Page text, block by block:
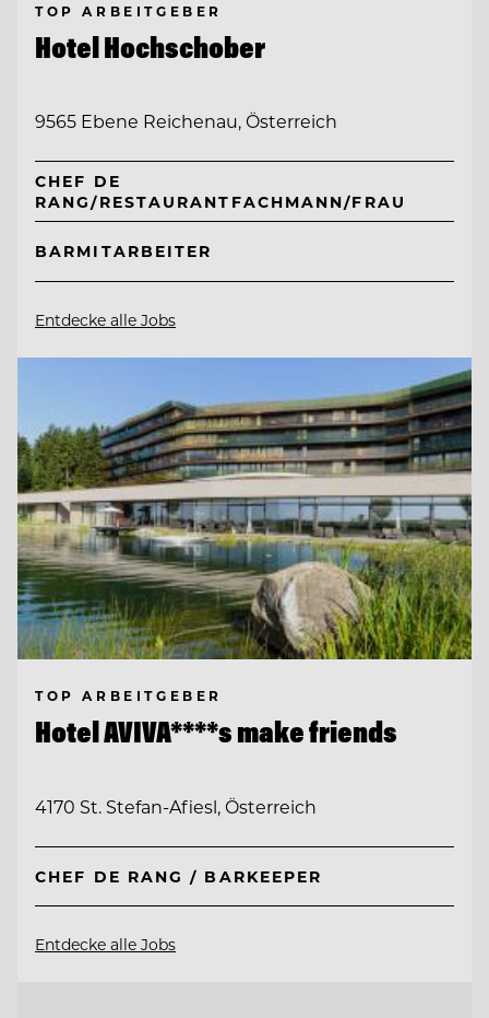
TOP ARBEITGEBER
Hotel Hochschober
9565 Ebene Reichenau, Österreich
CHEF DE
RANG/RESTAURANTFACHMANN/FRAU
BARMITARBEITER
Entdecke alle Jobs
TOP ARBEITGEBER
Hotel AVIVA****s make friends
4170 St. Stefan-Afiesl, Österreich
CHEF DE RANG / BARKEEPER
Entdecke alle Jobs